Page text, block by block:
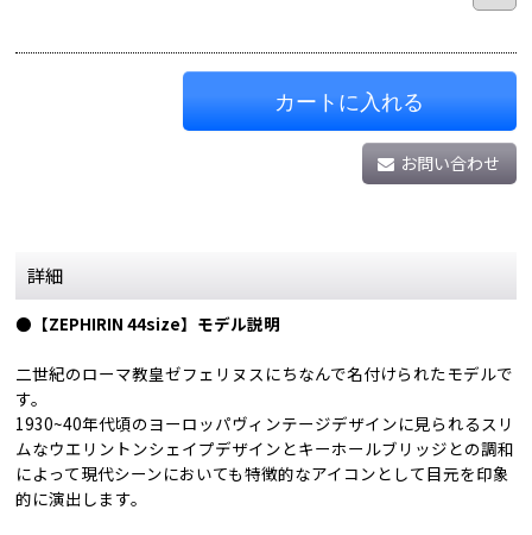
カートに入れる
お問い合わせ
詳細
●【ZEPHIRIN 44size】モデル説明
二世紀のローマ教皇ゼフェリヌスにちなんで名付けられたモデルで
す。
1930~40年代頃のヨーロッパヴィンテージデザインに見られるスリ
ムなウエリントンシェイプデザインとキーホールブリッジとの調和
によって現代シーンにおいても特徴的なアイコンとして目元を印象
的に演出します。